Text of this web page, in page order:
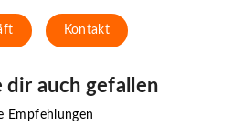
Kontakt
dir auch gefallen
Empfehlungen